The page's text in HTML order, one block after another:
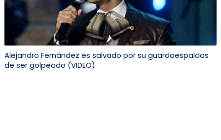
Alejandro Fernández es salvado por su guardaespaldas
de ser golpeado (VIDEO)